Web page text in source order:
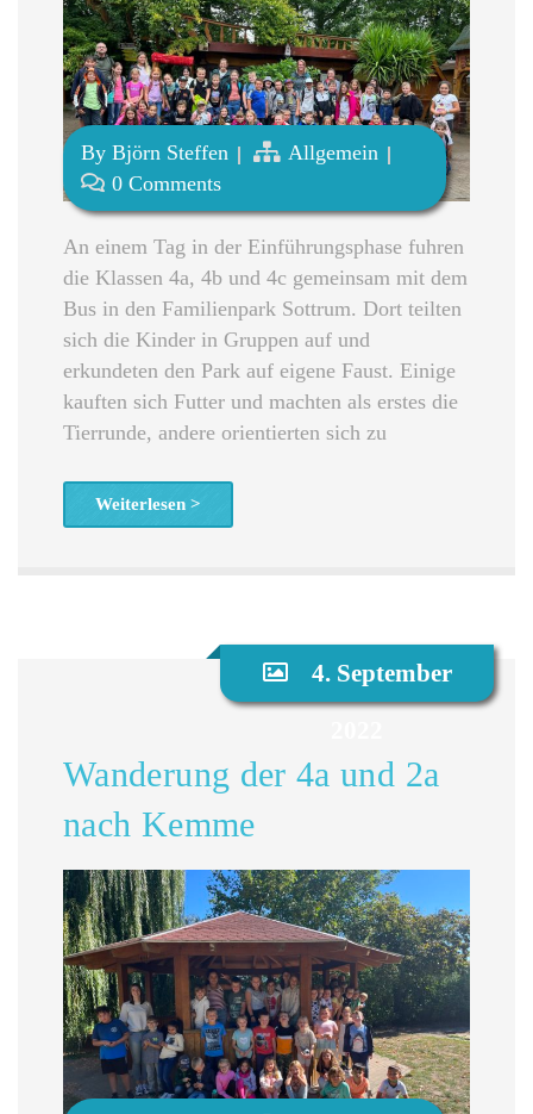
By Björn Steffen
Allgemein
0 Comments
An einem Tag in der Einführungsphase fuhren
die Klassen 4a, 4b und 4c gemeinsam mit dem
Bus in den Familienpark Sottrum. Dort teilten
sich die Kinder in Gruppen auf und
erkundeten den Park auf eigene Faust. Einige
kauften sich Futter und machten als erstes die
Tierrunde, andere orientierten sich zu
Weiterlesen >
4. September
Wanderung der 4a und 2a
nach Kemme